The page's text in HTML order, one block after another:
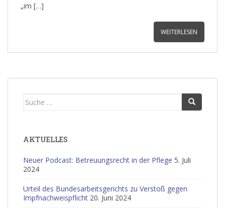
„im […]
WEITERLESEN
Suche
AKTUELLES
Neuer Podcast: Betreuungsrecht in der Pflege 5. Juli
2024
Urteil des Bundesarbeitsgerichts zu Verstoß gegen
Impfnachweispflicht 20. Juni 2024